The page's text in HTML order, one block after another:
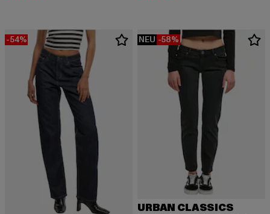
-54% NEU -58%
URBAN CLASSICS